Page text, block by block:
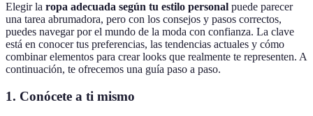
Elegir la ropa adecuada según tu estilo personal puede parecer
una tarea abrumadora, pero con los consejos y pasos correctos,
puedes navegar por el mundo de la moda con confianza. La clave
está en conocer tus preferencias, las tendencias actuales y cómo
combinar elementos para crear looks que realmente te representen. A
continuación, te ofrecemos una guía paso a paso.
1. Conócete a ti mismo